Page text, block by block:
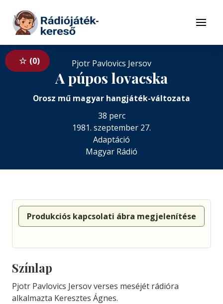
Tovább a tartalomhoz
Menü
0 Pjotr Pavlovics Jersov
A púpos lovacska
Orosz mű magyar hangjáték-változata
38 perc
1981. szeptember 27.
Adaptáció
Magyar Rádió
Produkciós kapcsolati ábra megjelenítése
Színlap
Pjotr Pavlovics Jersov verses meséjét rádióra
alkalmazta Keresztes Ágnes.